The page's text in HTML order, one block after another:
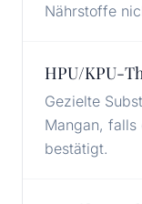
Nährstoffe
HPU/KPU-
Gezielte
Mangan, falls
bestätigt.